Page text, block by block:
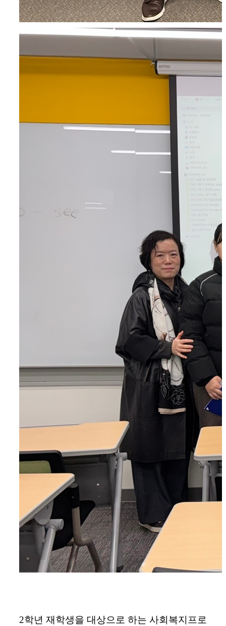
2학년 재학생을 대상으로 하는 사회복지프로